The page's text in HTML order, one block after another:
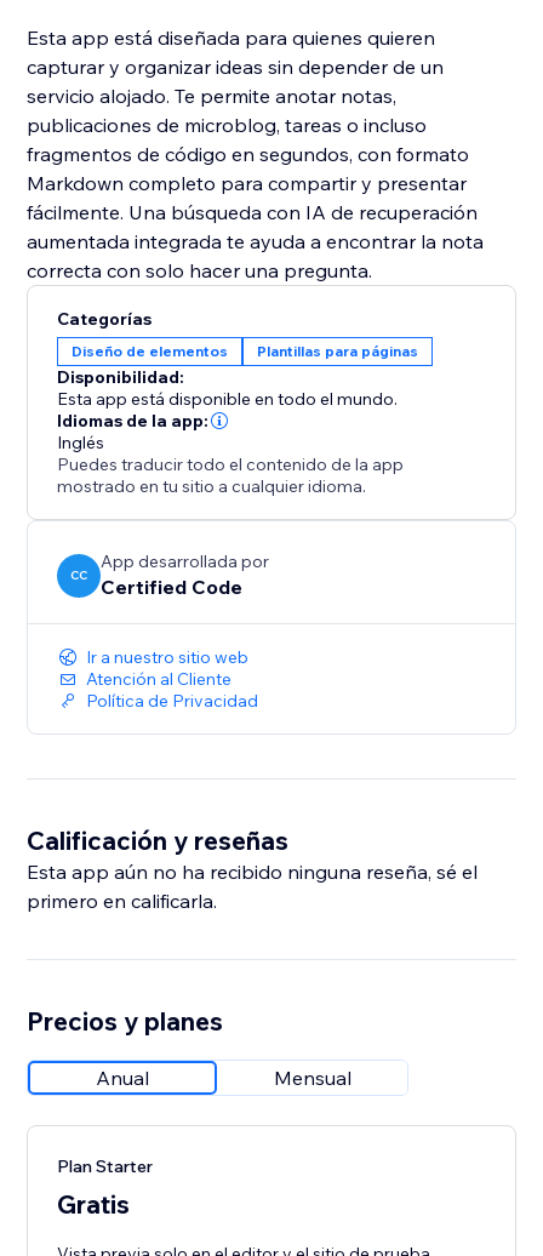
Esta app está diseñada para quienes quieren
capturar y organizar ideas sin depender de un
servicio alojado. Te permite anotar notas,
publicaciones de microblog, tareas o incluso
fragmentos de código en segundos, con formato
Markdown completo para compartir y presentar
fácilmente. Una búsqueda con IA de recuperación
aumentada integrada te ayuda a encontrar la nota
correcta con solo hacer una pregunta.
Categorías
Diseño de elementos Plantillas para páginas
Disponibilidad:
Esta app está disponible en todo el mundo.
Idiomas de la app:
Inglés
Puedes traducir todo el contenido de la app
mostrado en tu sitio a cualquier idioma.
CC
App desarrollada por
Certified Code
Ir a nuestro sitio web
Atención al Cliente
Política de Privacidad
Calificación y reseñas
Esta app aún no ha recibido ninguna reseña, sé el
primero en calificarla.
Precios y planes
Anual Mensual
Plan Starter
Gratis